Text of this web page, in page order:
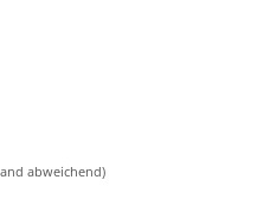
abweichend)